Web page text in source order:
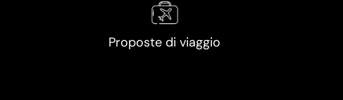
Proposte di viaggio